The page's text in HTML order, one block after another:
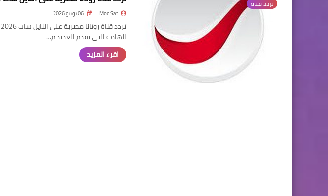
تردد قناة
Mod Sat
الهامه التى تقدم العديد م…
اقرء المزيد